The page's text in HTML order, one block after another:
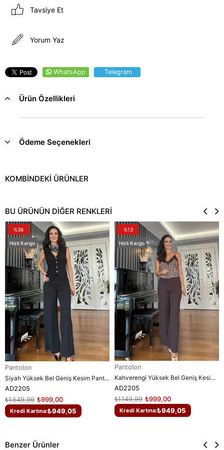
Tavsiye Et
Yorum Yaz
WhatsApp Telegram
Ürün Özellikleri
Ödeme Seçenekleri
BU ÜRÜNÜN DİĞER RENKLERİ
Pantolon
Siyah Yüksek Bel Geniş Kesim Pantolon
AD2205
₺999,00
₺1.549,99
Kredi Kartına:₺949,05
%36
Hızlı Kargo
Pantolon
Kahverengi Yüksek Bel Geniş Kesim Pantolon
AD2205
₺999,00
₺1.149,99
Kredi Kartına:₺949,05
%13
Hızlı Kargo
Benzer Ürünler